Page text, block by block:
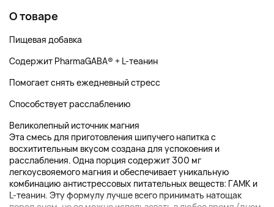
О товаре
Пищевая добавка
Содержит PharmaGABA® + L-теанин
Помогает снять ежедневный стресс
Способствует расслаблению
Великолепный источник магния
Эта смесь для приготовления шипучего напитка с
восхитительным вкусом создана для успокоения и
расслабления. Одна порция содержит 300 мг
легкоусвояемого магния и обеспечивает уникальную
комбинацию антистрессовых питательных веществ: ГАМК и
L-теанин. Эту формулу лучше всего принимать натощак